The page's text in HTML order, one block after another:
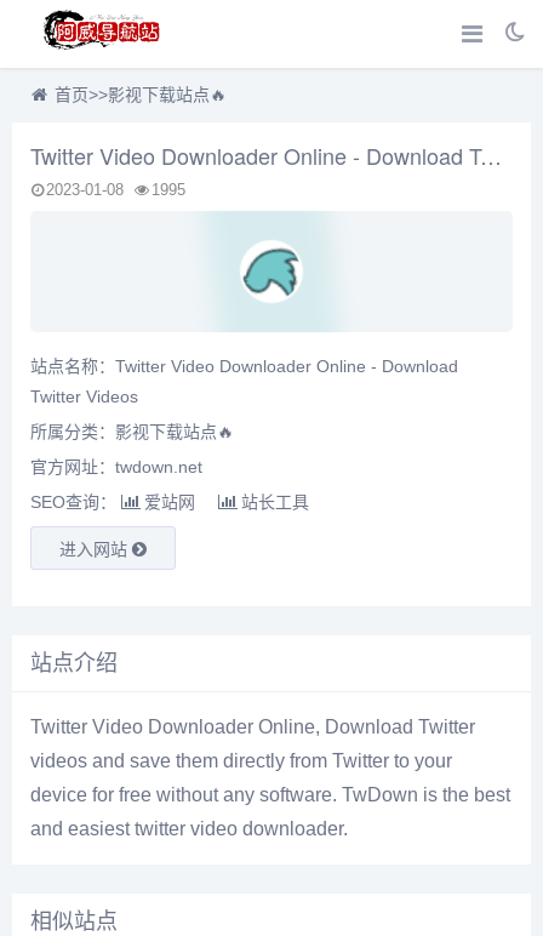
首页>>影视下载站点🔥
Twitter Video Downloader Online - Download Twitter Videos
2023-01-08 1995
站点名称：Twitter Video Downloader Online - Download
Twitter Videos
所属分类： 影视下载站点🔥
官方网址：twdown.net
SEO查询：
爱站网 站长工具
进入网站
站点介绍
Twitter Video Downloader Online, Download Twitter
videos and save them directly from Twitter to your
device for free without any software. TwDown is the best
and easiest twitter video downloader.
相似站点